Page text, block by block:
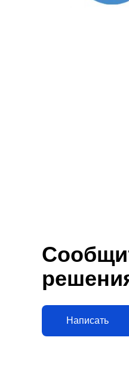
Написать